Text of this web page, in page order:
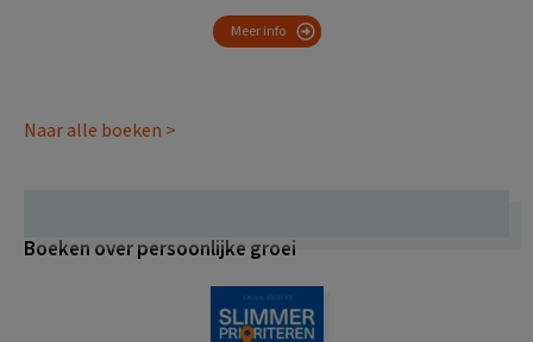
Meer info
Naar alle boeken >
Boeken over persoonlijke groei